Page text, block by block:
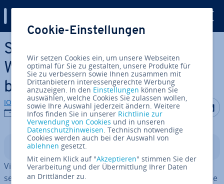
Zum Haupt­in­halt springen
Schein­selbst­stän­dig­keit:
Wann gilt man als abhängig
be­schäf­tigt?
IONOS Redaktion
05.12.2018
Auf Auf
In­halts­ver­zeich­nis
Viele Ar­beit­neh­mer wünschen sich, ihr eigener Herr zu
sein. Schließ­lich ist es eine ver­lo­cken­de Aussicht, sich die
Cookie-Einstellungen
Wir setzen Cookies ein, um unsere Webseiten
optimal für Sie zu gestalten, unsere Produkte für
Sie zu verbessern sowie Ihnen zusammen mit
Drittanbietern interessengerechte Werbung
anzuzeigen. In den Einstellungen können Sie
auswählen, welche Cookies Sie zulassen wollen,
sowie Ihre Auswahl jederzeit ändern. Weitere
Infos finden Sie in unserer Richtlinie zur
Verwendung von Cookies und in unseren
Datenschutzhinweisen. Technisch notwendige
Cookies werden auch bei der Auswahl von
ablehnen gesetzt.
Mit einem Klick auf "Akzeptieren" stimmen Sie der
Verarbeitung und der Übermittlung Ihrer Daten
an Drittländer zu.